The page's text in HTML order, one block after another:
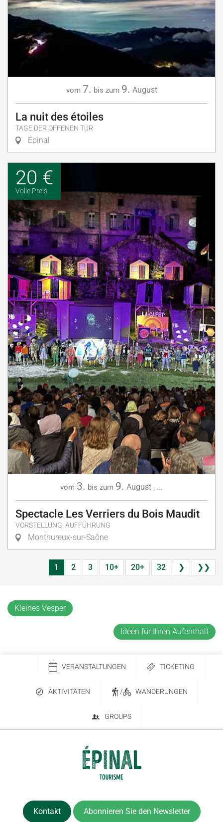
vom 7. bis zum 9. August
La nuit des étoiles
TAGE DER OFFENEN TÜR
Épinal
20 €
Volle Preis
vom 3. bis zum 9. August , ...
Spectacle Les Verriers du Bois Maudit
VORSTELLUNG, AUFFÜHRUNG
Monthureux-sur-Saône
1 2 3 10+ 20+ 32 ❯ ❯❯
Kleines Vesper
Ideen für Ihren Aufenthalt
VERANSTALTUNGEN TICKETING
AKTIVITÄTEN / WANDERUNGEN
GROUPS
Kontakt Abonnieren Sie den Newsletter